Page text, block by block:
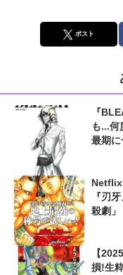
ポスト
『
も...何
最期に
Netflix
『刃
殺劇」
【
損!生